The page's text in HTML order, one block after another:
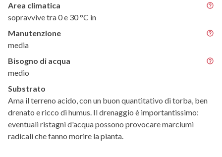
Area climatica
sopravvive tra 0 e 30 °C in
Manutenzione
media
Bisogno di acqua
medio
Substrato
Ama il terreno acido, con un buon quantitativo di torba, ben
drenato e ricco di humus. Il drenaggio è importantissimo:
eventuali ristagni d'acqua possono provocare marciumi
radicali che fanno morire la pianta.